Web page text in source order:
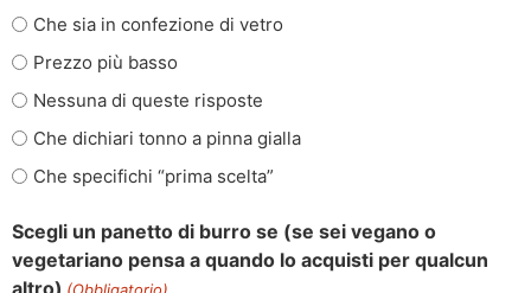
Che sia in confezione di vetro
Prezzo più basso
Nessuna di queste risposte
Che dichiari tonno a pinna gialla
Che specifichi “prima scelta”
Scegli un panetto di burro se (se sei vegano o
vegetariano pensa a quando lo acquisti per qualcun
altro)